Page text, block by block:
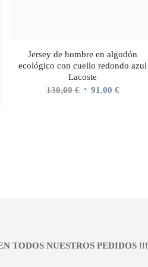
Jersey de hombre en algodón
ecológico con cuello redondo azul
Lacoste
130,00€ El 91,00 €El
TODOS NUESTROS PEDIDOS !!!